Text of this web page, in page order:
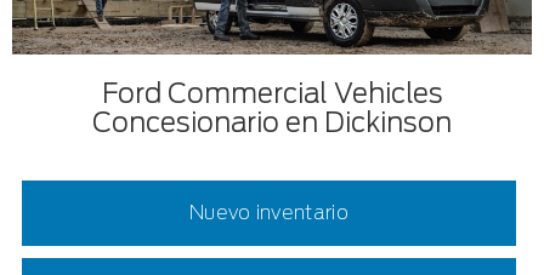
Ford Commercial Vehicles
Concesionario en Dickinson
Nuevo inventario